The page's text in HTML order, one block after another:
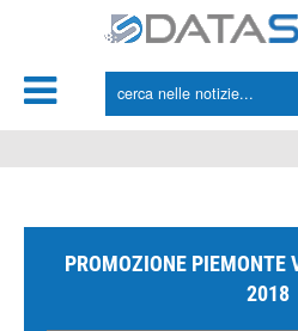
PROMOZIONE PIEMONTE
2018